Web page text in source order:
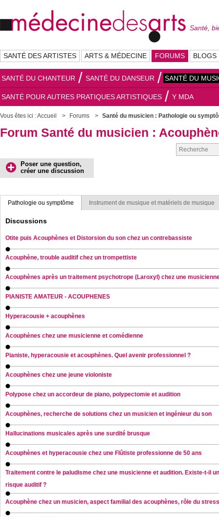
Santé,
SANTÉ DES ARTISTES ARTS & MÉDECINE FORUMS BLOGS
SANTÉ DU CHANTEUR SANTÉ DU DANSEUR SANTÉ DU
SANTÉ POUR AUTRES PRATIQUES ARTISTIQUES Y MDA
Vous êtes ici :Accueil Forums Santé du musicien : Pathologie ou
Forum Santé du musicien :
Poser une question,
créer une discussion
Pathologie ou symptôme Instrument de musique et matériels de musique
Discussions
Otite puis Acouphènes et Distorsion du son chez un contrebassiste
Acouphène, trouble auditif chez un trompettiste
Acouphènes après un traitement psychotrope (Laroxyl) chez une
PIANISTE AMATEUR - ACOUPHENES
Hyperacousie + acouphènes
Acouphènes chez une musicienne et comédienne
Pianiste, hyperacousie et acouphènes. Quel avenir professionnel ?
Acouphènes chez une jeune violoniste
Polypose chez un accordeur de piano, polypectomie et audition
Acouphènes, recherche de solutions chez un musicien et ingénieur du son
Hallucinations musicales après une surdité brusque
Acouphènes et hyperacousie chez une Flûtiste professionne de 50 ans
Traitement contre le paludisme chez une musicienne et audition. Existe-t-il un
risque auditif ?
Acouphène chez un musicien, aspect familial des acouphènes, rôle du